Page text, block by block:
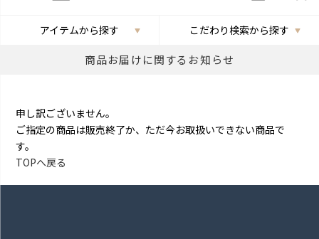
アイテムから探す こだわり検索から探す
商品お届けに関するお知らせ
申し訳ございません。
ご指定の商品は販売終了か、ただ今お取扱いできない商品で
す。
TOPへ戻る